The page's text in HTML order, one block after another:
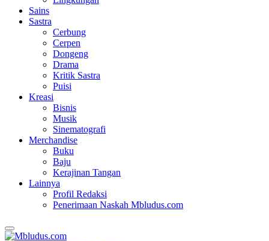
Sains
Sastra
Cerbung
Cerpen
Dongeng
Drama
Kritik Sastra
Puisi
Kreasi
Bisnis
Musik
Sinematografi
Merchandise
Buku
Baju
Kerajinan Tangan
Lainnya
Profil Redaksi
Penerimaan Naskah Mbludus.com